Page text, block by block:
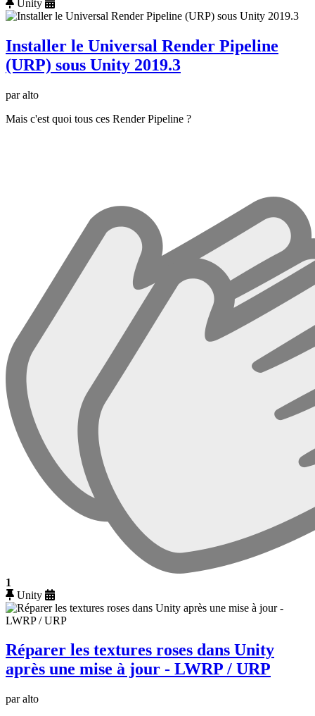
Unity
Installer le Universal Render Pipeline
(URP) sous Unity 2019.3
par alto
Mais c'est quoi tous ces Render Pipeline ?
1
Unity
Réparer les textures roses dans Unity
après une mise à jour - LWRP / URP
par alto